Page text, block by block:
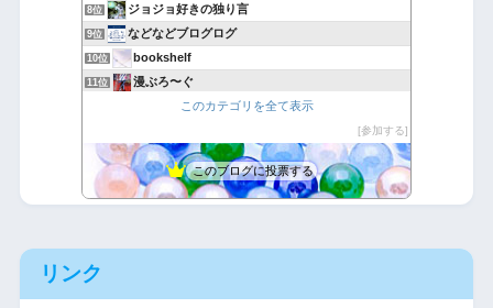
8位 ジョジョ好きの独り言
9位 などなどブログログ
10位 bookshelf
11位 漫ぶろ〜ぐ
マンガジン
アニメBGMを一般店で使ったらコレだよ。
14位 お爺さんとアニメと声優と
15位 ひっきーのweb小説巡り
このカテゴリを全て表示
参加する
このブログに投票する
リンク